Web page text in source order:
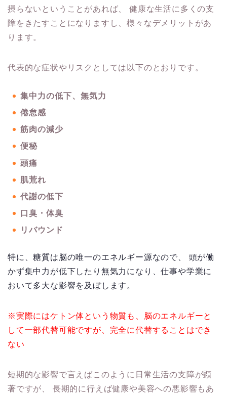
摂らないということがあれば、
健康な生活に多くの支
障をきたすことになりますし、様々なデメリットがあ
ります。
代表的な症状やリスクとしては以下のとおりです。
集中力の低下、無気力
倦怠感
筋肉の減少
便秘
頭痛
肌荒れ
代謝の低下
口臭・体臭
リバウンド
特に、糖質は脳の唯一のエネルギー源なので、
頭が働
かず集中力が低下したり無気力になり、仕事や学業に
おいて多大な影響を及ぼします。
※実際にはケトン体という物質も、脳のエネルギーと
して一部代替可能ですが、完全に代替することはでき
ない
短期的な影響で言えばこのように日常生活の支障が顕
著ですが、
長期的に行えば健康や美容への悪影響もあ